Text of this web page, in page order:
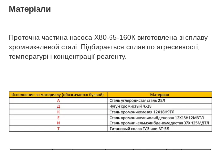
Матеріали
Проточна частина насоса Х80-65-160К виготовлена зі сплаву
хромникелевой сталі. Підбирається сплав по агресивності,
температурі і концентрації реагенту.